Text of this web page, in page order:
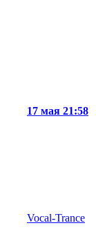
17 мая 21:58
Vocal-Trance